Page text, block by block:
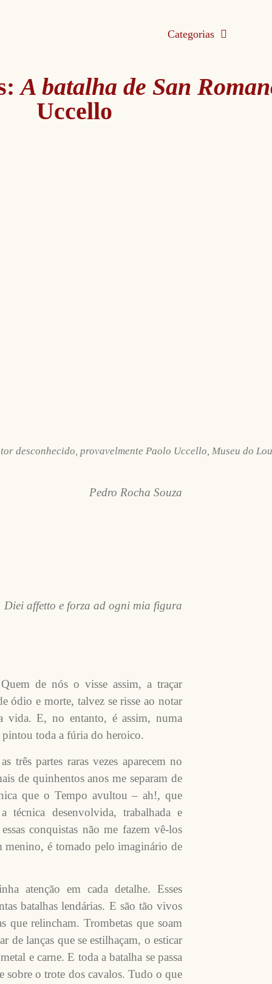
Categorias
A batalha de San
Uccello
desconhecido, provavelmente Paolo Uccello, Museu do
Pedro Rocha Souza
Diei affetto e forza ad ogni mia figura
de nós o visse assim, a traçar
ódio e morte, talvez se risse ao notar
vida. E, no entanto, é assim, numa
pintou toda a fúria do heroico.
três partes raras vezes aparecem no
de quinhentos anos me separam de
que o Tempo avultou – ah!, que
desenvolvida, trabalhada e
conquistas não me fazem vê-los
menino, é tomado pelo imaginário de
atenção em cada detalhe. Esses
batalhas lendárias. E são tão vivos
que relincham. Trombetas que soam
de lanças que se estilhaçam, o esticar
e carne. E toda a batalha se passa
sobre o trote dos cavalos. Tudo o que